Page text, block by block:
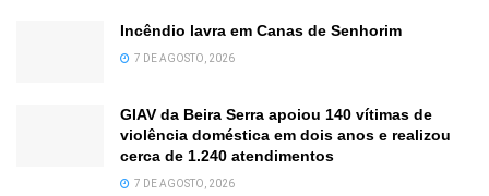
Incêndio lavra em Canas de Senhorim
7 DE AGOSTO, 2026
GIAV da Beira Serra apoiou 140 vítimas de
violência doméstica em dois anos e realizou
cerca de 1.240 atendimentos
7 DE AGOSTO, 2026